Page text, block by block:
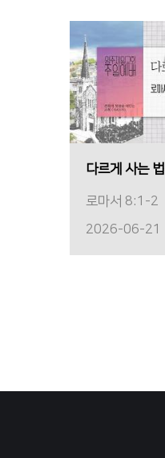
다르게 사는 법
로마서 8:1-2
2026-06-21